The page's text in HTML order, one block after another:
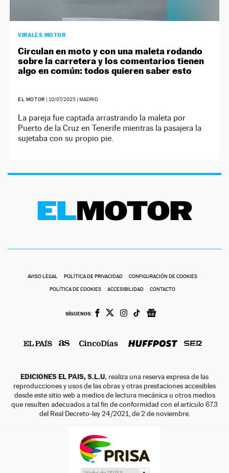
VIRALES MOTOR
Circulan en moto y con una maleta rodando
sobre la carretera y los comentarios tienen
algo en común: todos quieren saber esto
EL MOTOR | 10/07/2025| MADRID
La pareja fue captada arrastrando la maleta por
Puerto de la Cruz en Tenerife mientras la pasajera la
sujetaba con su propio pie.
AVISO LEGAL POLÍTICA DE PRIVACIDAD CONFIGURACIÓN DE COOKIES
POLÍTICA DE COOKIES ACCESIBILIDAD CONTACTO
SÍGUENOS:
EDICIONES EL PAIS, S.L.U. realiza una reserva expresa de las
reproducciones y usos de las obras y otras prestaciones accesibles
desde este sitio web a medios de lectura mecánica u otros medios
que resulten adecuados a tal fin de conformidad con el artículo 67.3
del Real Decreto-ley 24/2021, de 2 de noviembre.